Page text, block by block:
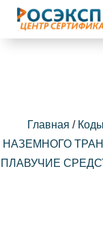
Главная /
НАЗЕМНОГО
ПЛАВУЧИЕ
online
WhatsApp